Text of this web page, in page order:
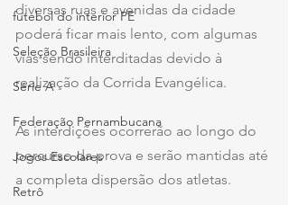
futebol do interior PE
Seleção Brasileira
Série A
Federação Pernambucana
Jogos Escolares
Retrô
diversas ruas e avenidas da cidade
poderá ficar mais lento, com algumas
vias sendo interditadas devido à
realização da Corrida Evangélica.
As interdições ocorrerão ao longo do
percurso da prova e serão mantidas até
a completa dispersão dos atletas.